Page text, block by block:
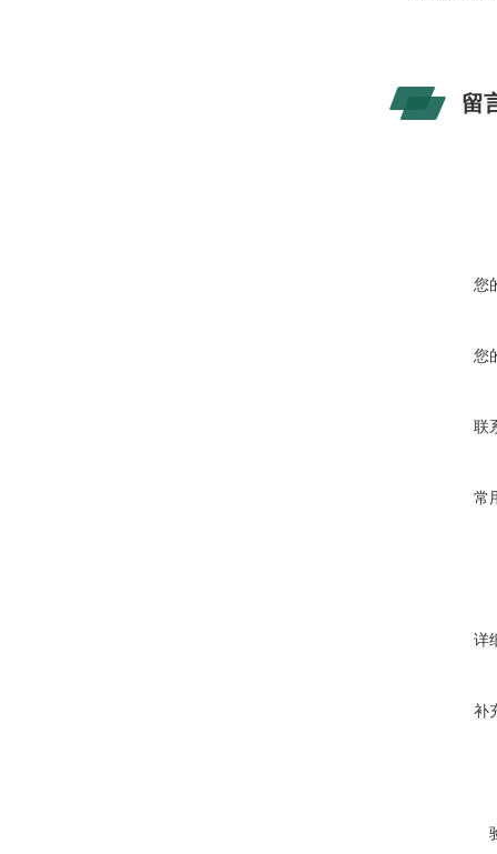
留
您
您
联
常
详
补